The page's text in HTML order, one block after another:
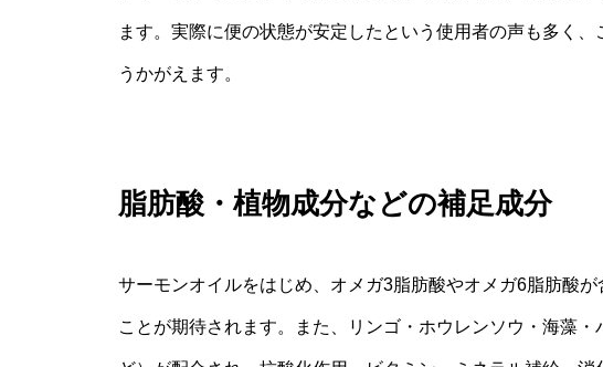
ます。実際に便の状態が安定したという使用者の声も多く
うかがえます。
脂肪酸・植物成分などの補足成分
サーモンオイルをはじめ、オメガ3脂肪酸やオメガ6脂肪酸
ことが期待されます。また、リンゴ・ホウレンソウ・海藻